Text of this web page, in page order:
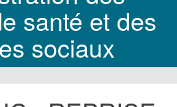
santé et des
sociaux